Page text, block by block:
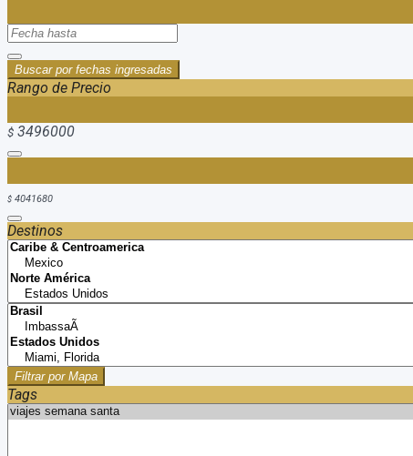
Buscar por fechas ingresadas
Rango de Precio
$ 3496000
$ 4041680
Destinos
Filtrar por Mapa
Tags